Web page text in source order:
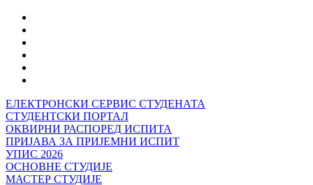
ЕЛЕКТРОНСКИ СЕРВИС СТУДЕНАТА
СТУДЕНТСКИ ПОРТАЛ
ОКВИРНИ РАСПОРЕД ИСПИТА
ПРИЈАВА ЗА ПРИЈЕМНИ ИСПИТ
УПИС 2026
ОСНОВНЕ СТУДИЈЕ
МАСТЕР СТУДИЈЕ